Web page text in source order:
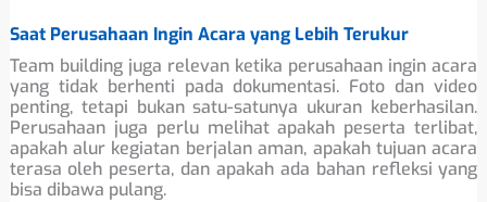
Saat Perusahaan Ingin Acara yang Lebih Terukur
Team building juga relevan ketika perusahaan ingin acara
yang tidak berhenti pada dokumentasi. Foto dan video
penting, tetapi bukan satu-satunya ukuran keberhasilan.
Perusahaan juga perlu melihat apakah peserta terlibat,
apakah alur kegiatan berjalan aman, apakah tujuan acara
terasa oleh peserta, dan apakah ada bahan refleksi yang
bisa dibawa pulang.